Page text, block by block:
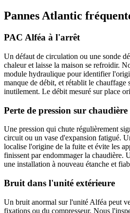
Pannes Atlantic
PAC Alféa à l'arrêt
Un défaut de circulation ou une sonde
chaleur et laisse la maison se refroidir.
module hydraulique pour identifier
manque de débit, et rétablit le chauffage
inutilement. Le débit mesuré sur place
Perte de pression sur chaudière
Une pression qui chute régulièrement
circuit ou un vase d'expansion fatigué.
localise l'origine de la fuite et évite les
finissent par endommager la chaudière.
une installation à nouveau étanche et
Bruit dans l'unité extérieure
Un bruit anormal sur l'unité Alféa peut
fixations ou du compresseur. Nous